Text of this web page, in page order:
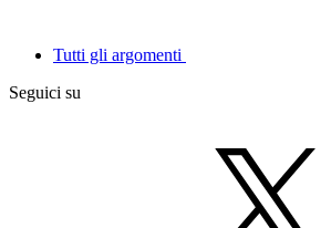
Tutti gli argomenti
Seguici su